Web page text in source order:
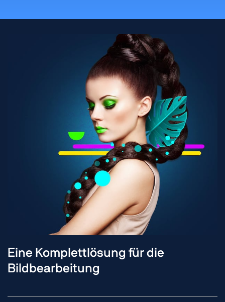
Eine Komplettlösung für die
Bildbearbeitung